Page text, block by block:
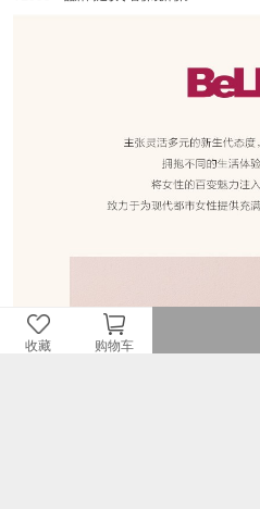
收藏 购物车